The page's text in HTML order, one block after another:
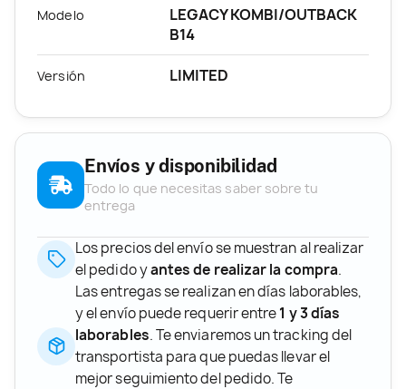
Modelo
LEGACY KOMBI/OUTBACK
B14
Versión LIMITED
Envíos y disponibilidad
Todo lo que necesitas saber sobre tu
entrega
Los precios del envío se muestran al realizar
el pedido yantes de realizar la compra.
Las entregas se realizan en días laborables,
y el envío puede requerir entre1 y 3 días
laborables. Te enviaremos un tracking del
transportista para que puedas llevar el
mejor seguimiento del pedido. Te